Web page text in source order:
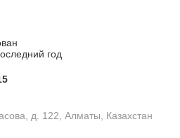
год
д. 122, Алматы, Казахстан